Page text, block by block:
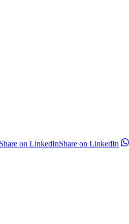
Share on LinkedInShare on LinkedIn